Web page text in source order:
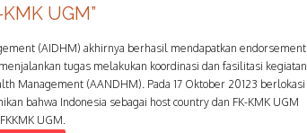
UGM”
(AIDHM) akhirnya berhasil mendapatkan endorsement
tugas melakukan koordinasi dan fasilitasi kegiatan
Management (AANDHM). Pada 17 Oktober 20123 berlokasi
bahwa Indonesia sebagai host country dan FK-KMK UGM
UGM.